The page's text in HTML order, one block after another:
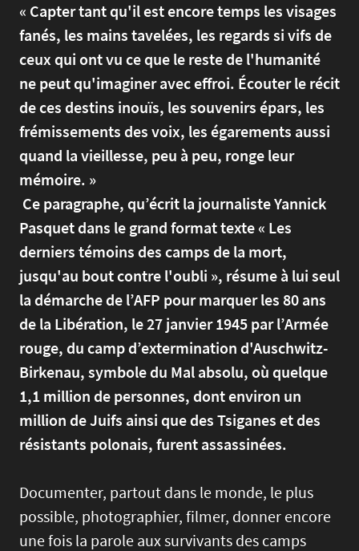
« Capter tant qu'il est encore temps les visages
fanés, les mains tavelées, les regards si vifs de
ceux qui ont vu ce que le reste de l'humanité
ne peut qu'imaginer avec effroi. Écouter le récit
de ces destins inouïs, les souvenirs épars, les
frémissements des voix, les égarements aussi
quand la vieillesse, peu à peu, ronge leur
mémoire. »
Ce paragraphe, qu’écrit la journaliste Yannick
Pasquet dans le grand format texte « Les
derniers témoins des camps de la mort,
jusqu'au bout contre l'oubli », résume à lui seul
la démarche de l’AFP pour marquer les 80 ans
de la Libération, le 27 janvier 1945 par l’Armée
rouge, du camp d’extermination d'Auschwitz-
Birkenau, symbole du Mal absolu, où quelque
1,1 million de personnes, dont environ un
million de Juifs ainsi que des Tsiganes et des
résistants polonais, furent assassinées.
Documenter, partout dans le monde, le plus
possible, photographier, filmer, donner encore
une fois la parole aux survivants des camps